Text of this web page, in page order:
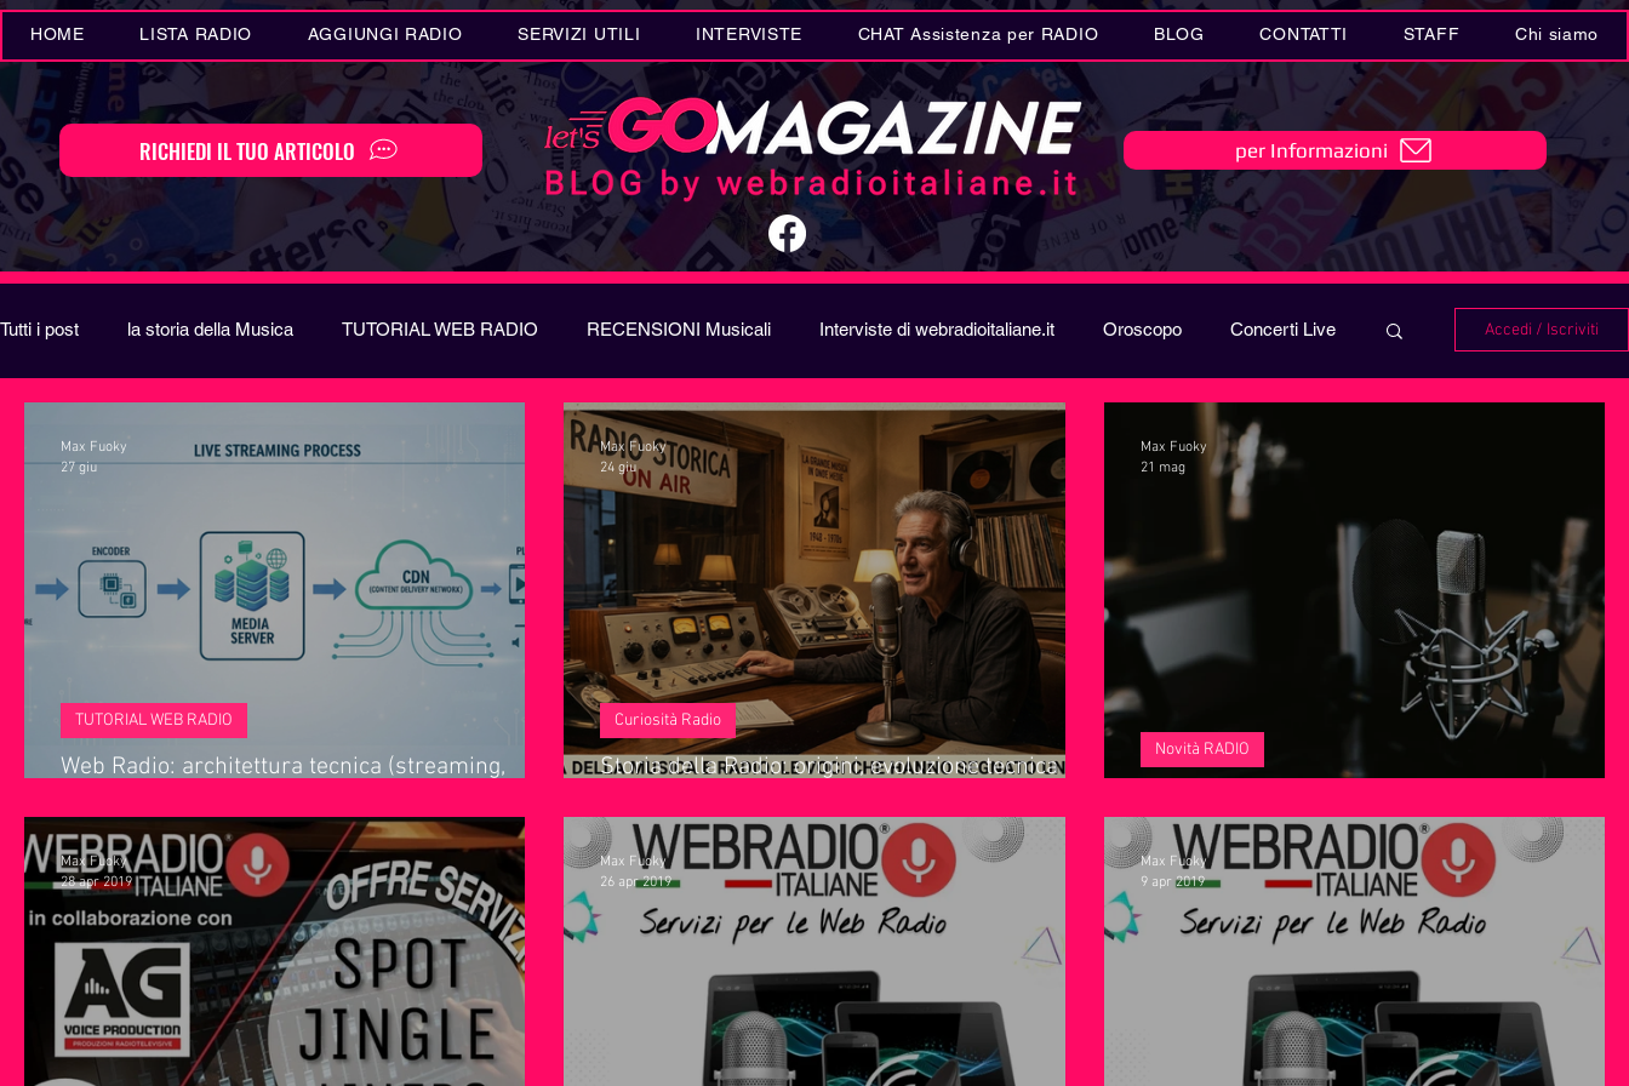
HOME LISTA RADIO AGGIUNGI RADIO SERVIZI UTILI INTERVISTE CHAT Assistenza per RADIO BLOG CONTATTI STAFF Chi siamo
RICHIEDI IL TUO ARTICOLO per Informazioni
Tutti i post la storia della Musica TUTORIAL WEB RADIO RECENSIONI Musicali Interviste di webradioitaliane.it Oroscopo Concerti Live
Metal Letteratura Curiosità Radio Novità RADIO
EUROVISION SONG CONTEST Donne Biografie Riflessioni in MUSICA
Servizi offerti da WRI Halloween Natale Notizie Musica Consigli Life Coaching Intervista alla RADIO Anniversari
Accedi / Iscriviti
Web Radio: architettura tecnica (streaming,
TUTORIAL WEB RADIO
Max Fuoky
27 giu
Storia della Radio: origini, evoluzione tecnica e
Curiosità Radio
Max Fuoky
24 giu
Novità RADIO
Max Fuoky
21 mag
Max Fuoky
28 apr 2019
Max Fuoky
26 apr 2019
Max Fuoky
9 apr 2019